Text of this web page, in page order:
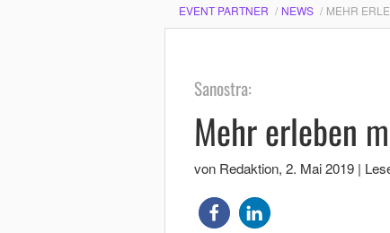
EVENT PARTNER NEWS MEHR
Sanostra:
Mehr erleben
von Redaktion, 2. Mai 2019 |